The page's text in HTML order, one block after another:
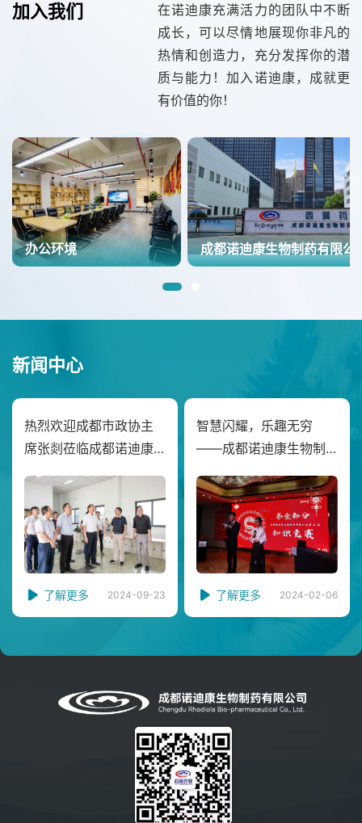
加入我们
在诺迪康充满活力的团队中不断
成长，可以尽情地展现你非凡的
热情和创造力，充分发挥你的潜
质与能力！加入诺迪康，成就更
有价值的你！
办公环境 成都诺迪康生物制药有限公
新闻中心
热烈欢迎成都市政协主
席张剡莅临成都诺迪康
了解更多 2024-09-23
智慧闪耀，乐趣无穷
——成都诺迪康生物制
竞赛圆满落幕
了解更多 2024-02-06